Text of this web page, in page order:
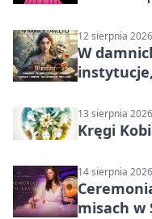
12 sierpnia
W
13 sierpnia
Kręgi
14 sierpnia
misach w